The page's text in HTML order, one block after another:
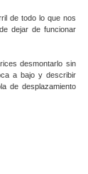
de todo lo que nos
dejar de funcionar
desmontarlo sin
a bajo y describir
de desplazamiento